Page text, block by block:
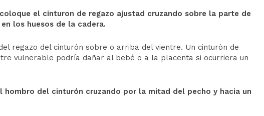
el cinturon de regazo ajustad cruzando sobre la parte de
los huesos de la cadera.
regazo del cinturón sobre o arriba del vientre. Un cinturón de
vulnerable podría dañar al bebé o a la placenta si ocurriera un
hombro del cinturón cruzando por la mitad del pecho y hacia un